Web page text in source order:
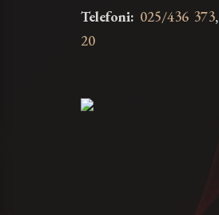
Telefoni: 025/436 373,
20